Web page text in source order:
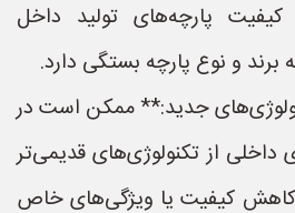
پارچه‌های تولید داخل
برند و نوع پارچه بستگی دارد.
جدید:** ممکن است در
داخلی از تکنولوژی‌های قدیمی‌تر
کاهش کیفیت یا ویژگی‌های خاص